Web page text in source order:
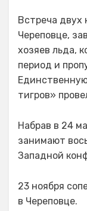
Встреча двух
Череповце,
хозяев льда,
период и
тигров»
Набрав в 24
занимают
Западной
23 ноября
в Череповце.